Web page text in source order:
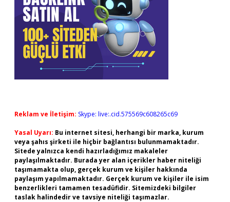
Reklam ve İletişim: Skype: live:.cid.575569c608265c69
Yasal Uyarı: Bu internet sitesi, herhangi bir marka, kurum
veya şahıs şirketi ile hiçbir bağlantısı bulunmamaktadır.
Sitede yalnızca kendi hazırladığımız makaleler
paylaşılmaktadır. Burada yer alan içerikler haber niteliği
taşımamakta olup, gerçek kurum ve kişiler hakkında
paylaşım yapılmamaktadır. Gerçek kurum ve kişiler ile isim
benzerlikleri tamamen tesadüfidir. Sitemizdeki bilgiler
taslak halindedir ve tavsiye niteliği taşımazlar.